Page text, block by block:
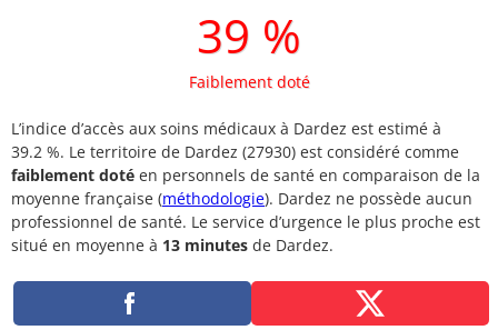
39 %
Faiblement doté
L’indice d’accès aux soins médicaux à Dardez est estimé à
39.2 %. Le territoire de Dardez (27930) est considéré comme
faiblement doté en personnels de santé en comparaison de la
moyenne française (méthodologie). Dardez ne possède aucun
professionnel de santé. Le service d’urgence le plus proche est
situé en moyenne à 13 minutes de Dardez.